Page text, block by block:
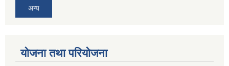
अन्य
योजना तथा परियोजना